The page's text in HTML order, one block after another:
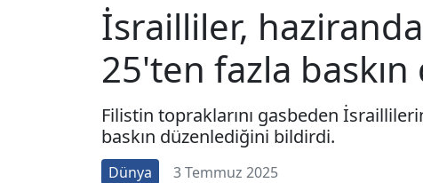
İsrailliler,
25'ten fazla
Filistin topraklarını gasbeden
baskın düzenlediğini bildirdi.
Dünya 3 Temmuz 2025